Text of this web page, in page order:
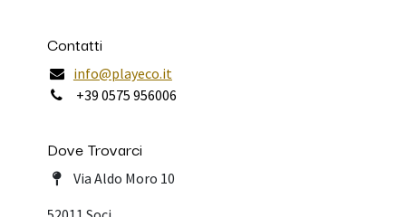
Contatti
info@playeco.it
+39 0575 956006
Dove Trovarci
Via Aldo Moro 10